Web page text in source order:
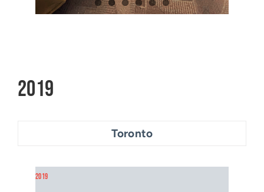
2019
Toronto
2019